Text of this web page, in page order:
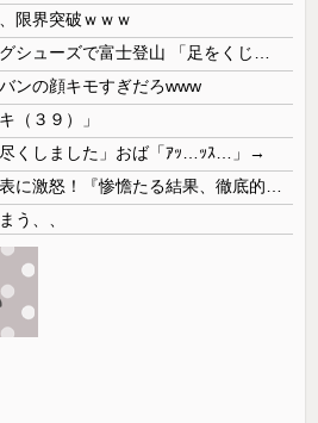
限界突破ｗｗｗ
ンの顔キモすぎだろwww
（３９）」
くしました」おば「ｱｯ…ｯｽ…」→
う、、